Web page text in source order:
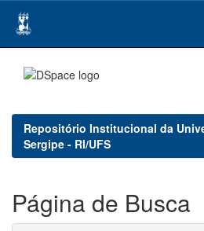
navigation
Repositório Institucional da
Sergipe - RI/UFS
Página de Busca